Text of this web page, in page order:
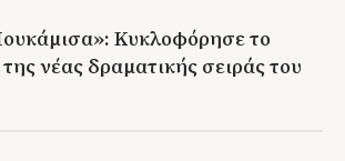
Κυκλοφόρησε το
νέας δραματικής σειράς του